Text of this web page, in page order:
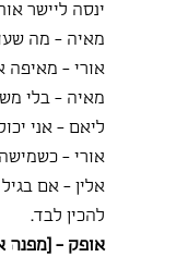
ינסה ליישר
מאיה - מה
אורי - מאיפה
מאיה - בלי
ליאם - אני
אורי -
אלין - אם
להכין לבד.
אופק - [מפנה